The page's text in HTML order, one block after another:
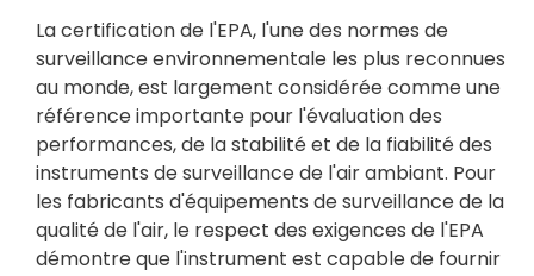
La certification de l'EPA, l'une des normes de
surveillance environnementale les plus reconnues
au monde, est largement considérée comme une
référence importante pour l'évaluation des
performances, de la stabilité et de la fiabilité des
instruments de surveillance de l'air ambiant. Pour
les fabricants d'équipements de surveillance de la
qualité de l'air, le respect des exigences de l'EPA
démontre que l'instrument est capable de fournir